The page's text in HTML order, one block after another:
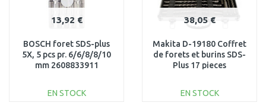
13,92 €
BOSCH foret SDS-plus
5X, 5 pcs pr. 6/6/8/8/10
mm 2608833911
EN STOCK
38,05 €
Makita D-19180 Coffret
de forets et burins SDS-
Plus 17 pieces
EN STOCK